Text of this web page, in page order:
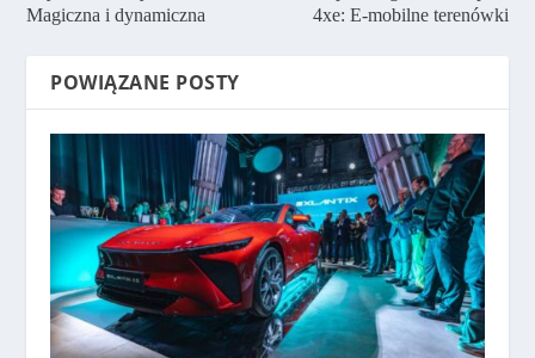
Magiczna i dynamiczna
4xe: E-mobilne terenówki
POWIĄZANE POSTY